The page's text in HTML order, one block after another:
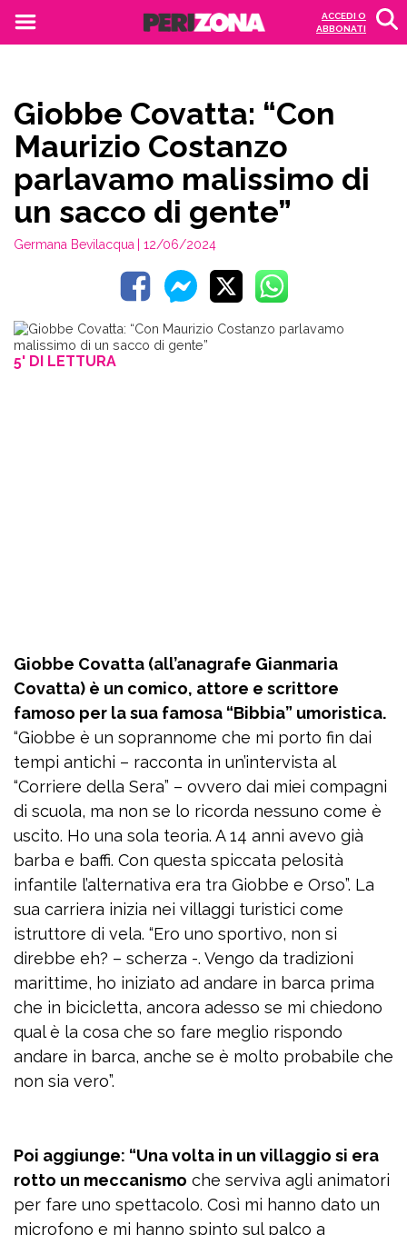
ACCEDI O
ABBONATI
Giobbe Covatta: “Con
Maurizio Costanzo
parlavamo malissimo di
un sacco di gente”
Germana Bevilacqua | 12/06/2024
5' DI LETTURA
Giobbe Covatta (all’anagrafe Gianmaria
Covatta) è un comico, attore e scrittore
famoso per la sua famosa “Bibbia” umoristica.
“Giobbe è un soprannome che mi porto fin dai
tempi antichi – racconta in un’intervista al
“Corriere della Sera” – ovvero dai miei compagni
di scuola, ma non se lo ricorda nessuno come è
uscito. Ho una sola teoria. A 14 anni avevo già
barba e baffi. Con questa spiccata pelosità
infantile l’alternativa era tra Giobbe e Orso”. La
sua carriera inizia nei villaggi turistici come
istruttore di vela. “Ero uno sportivo, non si
direbbe eh? – scherza -. Vengo da tradizioni
marittime, ho iniziato ad andare in barca prima
che in bicicletta, ancora adesso se mi chiedono
qual è la cosa che so fare meglio rispondo
andare in barca, anche se è molto probabile che
non sia vero”.
Poi aggiunge: “Una volta in un villaggio si era
rotto un meccanismo che serviva agli animatori
per fare uno spettacolo. Così mi hanno dato un
microfono e mi hanno spinto sul palco a